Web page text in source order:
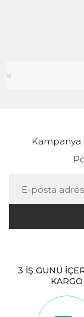
Kampanya
3 İŞ GÜNÜ
KARGO